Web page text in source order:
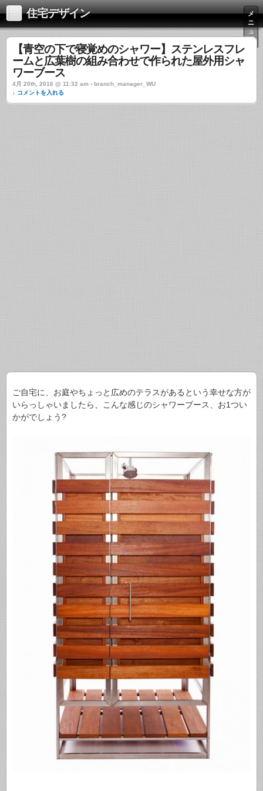
住宅デザイン
メ
ニ
ュ
ー
【青空の下で寝覚めのシャワー】ステンレスフレ
ームと広葉樹の組み合わせで作られた屋外用シャ
ワーブース
4月 20th, 2016 @ 11:32 am › branch_manager_WU
↓ コメントを入れる
ご自宅に、お庭やちょっと広めのテラスがあるという幸せな方が
いらっしゃいましたら、こんな感じのシャワーブース、お1つい
かがでしょう?